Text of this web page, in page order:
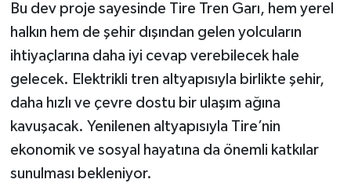
Bu dev proje sayesinde Tire Tren Garı, hem yerel
halkın hem de şehir dışından gelen yolcuların
ihtiyaçlarına daha iyi cevap verebilecek hale
gelecek. Elektrikli tren altyapısıyla birlikte şehir,
daha hızlı ve çevre dostu bir ulaşım ağına
kavuşacak. Yenilenen altyapısıyla Tire’nin
ekonomik ve sosyal hayatına da önemli katkılar
sunulması bekleniyor.